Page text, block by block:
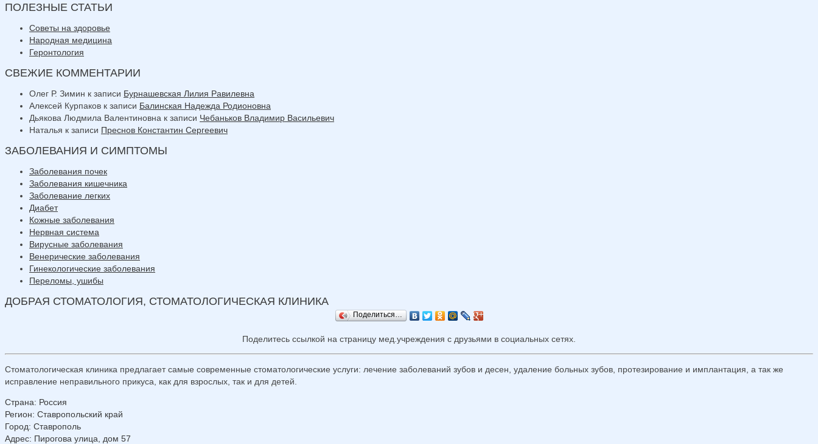
ПОЛЕЗНЫЕ СТАТЬИ
Советы на здоровье
Народная медицина
Геронтология
СВЕЖИЕ КОММЕНТАРИИ
Олег Р. Зимин к записи Бурнашевская Лилия Равилевна
Алексей Курпаков к записи Балинская Надежда Родионовна
Дьякова Людмила Валентиновна к записи Чебаньков Владимир Васильевич
Наталья к записи Преснов Константин Сергеевич
ЗАБОЛЕВАНИЯ И СИМПТОМЫ
Заболевания почек
Заболевания кишечника
Заболевание легких
Диабет
Кожные заболевания
Нервная система
Вирусные заболевания
Венерические заболевания
Гинекологические заболевания
Переломы, ушибы
ДОБРАЯ СТОМАТОЛОГИЯ, СТОМАТОЛОГИЧЕСКАЯ КЛИНИКА
Поделиться…
Поделитесь ссылкой на страницу мед.учреждения с друзьями в социальных сетях.
Стоматологическая клиника предлагает самые современные стоматологические услуги: лечение заболеваний зубов и десен, удаление больных зубов, протезирование и имплантация, а так же
исправление неправильного прикуса, как для взрослых, так и для детей.
Страна: Россия
Регион: Ставропольский край
Город: Ставрополь
Адрес: Пирогова улица, дом 57